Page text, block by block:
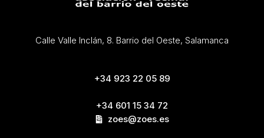
Calle Valle Inclán, 8. Barrio del Oeste, Salamanca
+34 923 22 05 89
+34 601 15 34 72
zoes@zoes.es